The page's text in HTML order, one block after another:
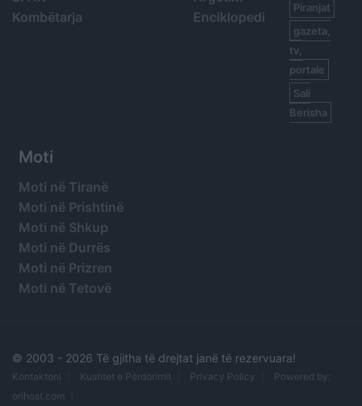
Kombëtarja
Enciklopedi
Piranjat
gazeta,
tv,
portale
Sali
Berisha
Moti
Moti në Tiranë
Moti në Prishtinë
Moti në Shkup
Moti në Durrës
Moti në Prizren
Moti në Tetovë
© 2003 - 2026 Të gjitha të drejtat janë të rezervuara!
Kontaktoni Kushtet e Përdorimit Privacy Policy
Powered by:
orihost.com